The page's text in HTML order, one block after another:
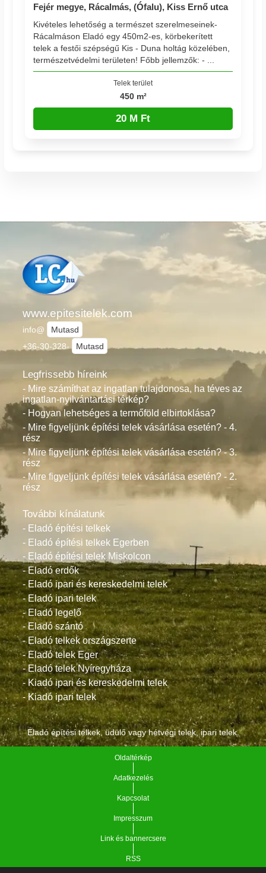
Fejér megye, Rácalmás, (Ófalu), Kiss Ernő utca
Kivételes lehetőség a természet szerelmeseinek-
Rácalmáson Eladó egy 450m2-es, körbekerített
telek a festői szépségű Kis - Duna holtág közelében,
természetvédelmi területen! Főbb jellemzők: - ...
Telek terület
450 m²
20 M Ft
www.epitesitelek.com
info@
Mutasd
+36-30-328-
Mutasd
Legfrissebb híreink
- Mire számíthat az ingatlan tulajdonosa, ha téves az
ingatlan-nyilvántartási térkép?
- Hogyan lehetséges a termőföld elbirtoklása?
- Mire figyeljünk építési telek vásárlása esetén? - 4.
rész
- Mire figyeljünk építési telek vásárlása esetén? - 3.
rész
- Mire figyeljünk építési telek vásárlása esetén? - 2.
rész
További kínálatunk
- Eladó építési telkek
- Eladó építési telkek Egerben
- Eladó építési telek Miskolcon
- Eladó erdők
- Eladó ipari és kereskedelmi telek
- Eladó ipari telek
- Eladó legelő
- Eladó szántó
- Eladó telkek országszerte
- Eladó telek Eger
- Eladó telek Nyíregyháza
- Kiadó ipari és kereskedelmi telek
- Kiadó ipari telek
Eladó építési telkek, üdülő vagy hétvégi telek, ipari telek.
Oldaltérkép
Adatkezelés
Kapcsolat
Impresszum
Link és bannercsere
RSS